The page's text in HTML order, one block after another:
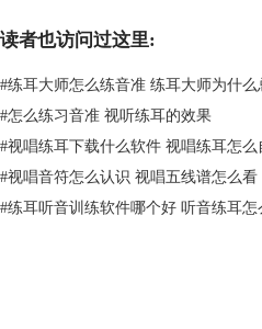
二、节奏模仿
读者也访问过这里:
#练耳大师怎么练音准 练耳大师为什么
#怎么练习音准 视听练耳的效果
#视唱练耳下载什么软件 视唱练耳怎么
#视唱音符怎么认识 视唱五线谱怎么看
#练耳听音训练软件哪个好 听音练耳怎